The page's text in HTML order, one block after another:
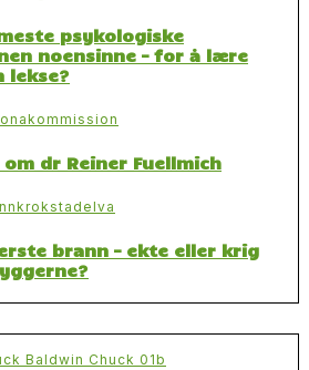
psykologiske
noensinne – for å lære
lekse?
dr Reiner Fuellmich
brann – ekte eller krig